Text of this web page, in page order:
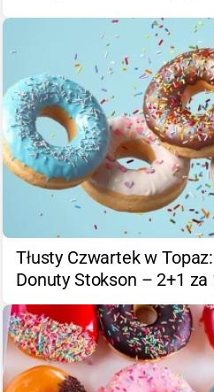
Tłusty Czwartek w
Donuty Stokson – 2+1 za